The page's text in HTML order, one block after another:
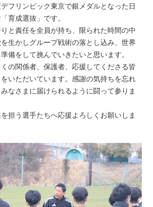
フリンピック東京で銀メダルとなった日
育成選抜」です。
と責任を全員が持ち、限られた時間の中
生かしグループ戦術の落とし込み、世界
備をして挑んでいきたいと思います。
の関係者、保護者、応援してくださる皆
いただいています。感謝の気持ちを忘れ
なさまに届けられるように闘って参りま
担う選手たちへ応援よろしくお願いしま